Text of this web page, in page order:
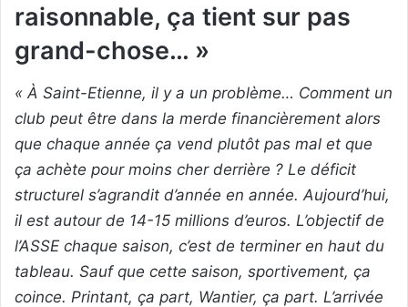
raisonnable, ça tient sur pas
grand-chose… »
« À Saint-Etienne, il y a un problème… Comment un
club peut être dans la merde financièrement alors
que chaque année ça vend plutôt pas mal et que
ça achète pour moins cher derrière ? Le déficit
structurel s’agrandit d’année en année. Aujourd’hui,
il est autour de 14-15 millions d’euros. L’objectif de
l’ASSE chaque saison, c’est de terminer en haut du
tableau. Sauf que cette saison, sportivement, ça
coince. Printant, ça part, Wantier, ça part. L’arrivée